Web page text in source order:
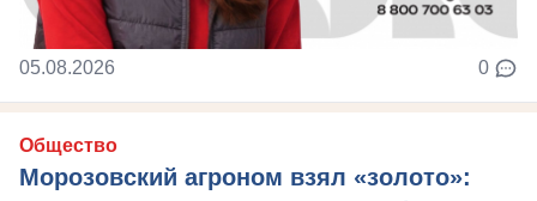
05.08.2026 0
Общество
Морозовский агроном взял «золото»: